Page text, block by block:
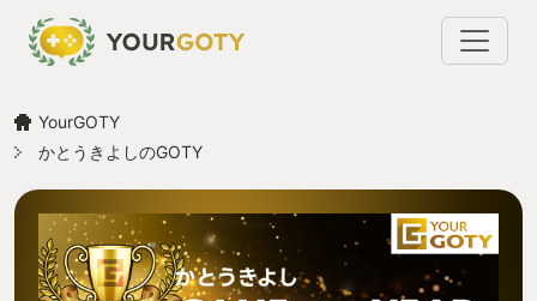
YourGOTY
かとうきよしのGOTY